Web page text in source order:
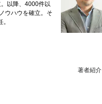
以降、4000件以
ウハウを確立。そ
著者紹介